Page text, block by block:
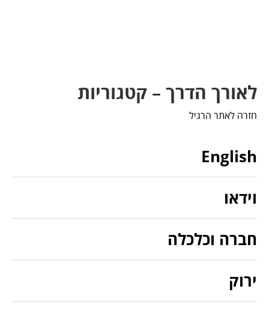
לאורך הדרך – קטגוריות
חזרה לאתר הרגיל
English
וידאו
חברה וכלכלה
ירוק